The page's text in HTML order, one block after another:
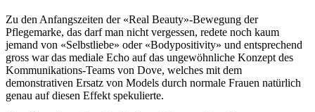
Zu den Anfangszeiten der «Real Beauty»-Bewegung der
Pflegemarke, das darf man nicht vergessen, redete noch kaum
jemand von «Selbstliebe» oder «Bodypositivity» und entsprechend
gross war das mediale Echo auf das ungewöhnliche Konzept des
Kommunikations-Teams von Dove, welches mit dem
demonstrativen Ersatz von Models durch normale Frauen natürlich
genau auf diesen Effekt spekulierte.